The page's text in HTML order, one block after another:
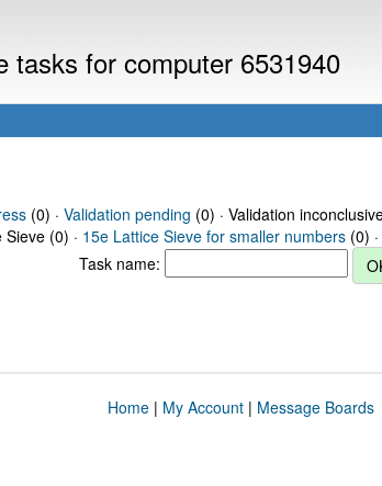
tasks for computer 6531940
(0) · Validation pending (0) · Validation
(0) · 15e Lattice Sieve for smaller numbers (0) ·
Task name:
Home| My Account| Message Boards